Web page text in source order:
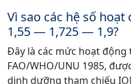
Vì sao các hệ số
1,55 — 1,725 — 1,9?
Đây là các mức hoạt động
FAO/WHO/UNU 1985,
dinh dưỡng tham chiếu